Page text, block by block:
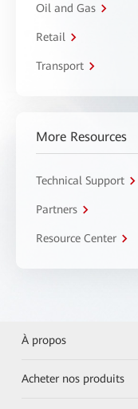
Oil and Gas
Retail
Transport
More Resources
Technical Support
Partners
Resource Center
À propos
Acheter nos produits